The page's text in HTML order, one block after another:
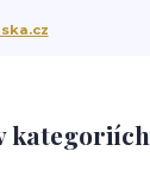
kategoriích